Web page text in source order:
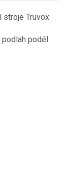
stroje Truvox
podél